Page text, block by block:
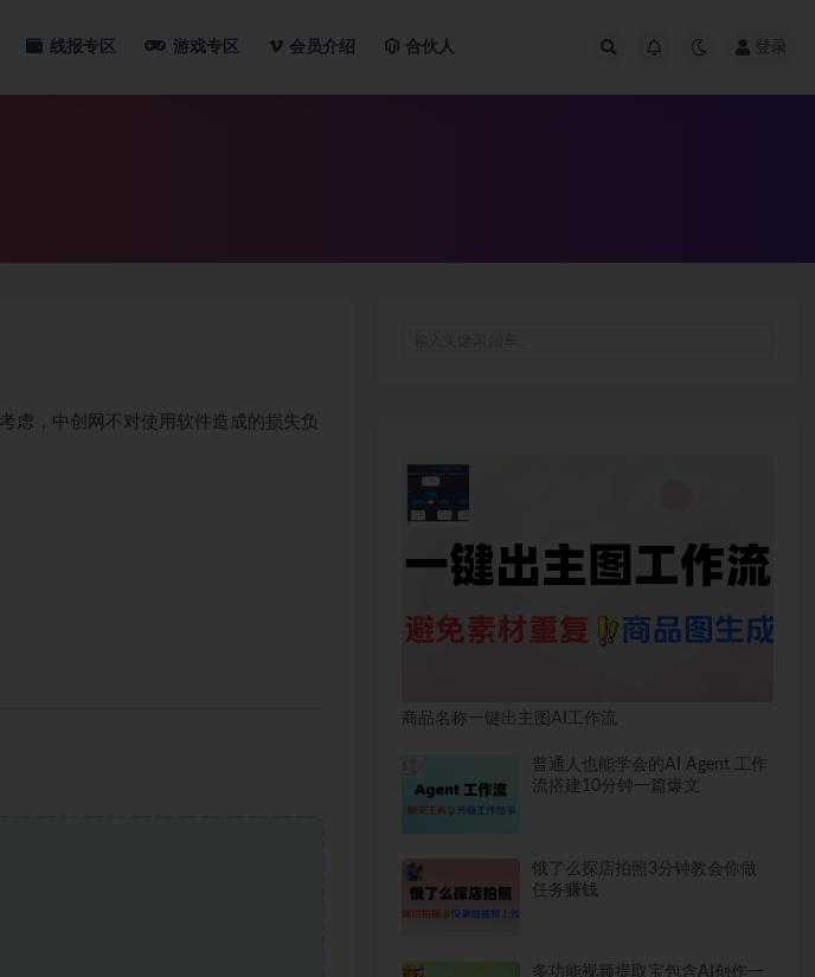
线报专区 游戏专区 会员介绍 合伙人 登录
虑，中创网不对使用软件造成的损失负
商品名称一键出主图AI工作流
普通人也能学会的AI Agent 工作
流搭建10分钟一篇爆文
饿了么探店拍照3分钟教会你做
任务赚钱
多功能视频提取宝包含AI创作一